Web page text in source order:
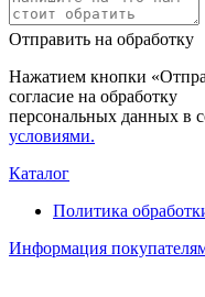
Отправить на обработку
Нажатием кнопки
согласие на обработку
персональных данных в
условиями.
Каталог
Политика
Информация